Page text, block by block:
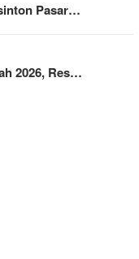
Pasar…
2026, Res…